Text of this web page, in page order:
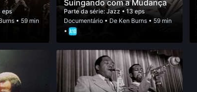
eps
• 59 min
Suingando com a Mudança
Parte da série:Jazz • 13 eps
Documentário • De Ken Burns • 59 min
•